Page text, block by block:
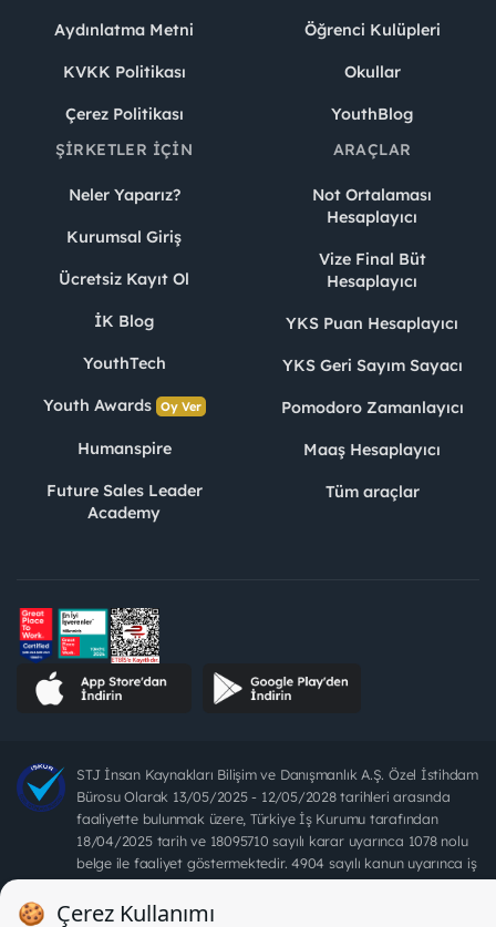
Aydınlatma Metni
KVKK Politikası
Çerez Politikası
Öğrenci Kulüpleri
Okullar
YouthBlog
ŞIRKETLER İÇIN
Neler Yaparız?
Kurumsal Giriş
Ücretsiz Kayıt Ol
İK Blog
YouthTech
Youth Awards Oy Ver
Humanspire
Future Sales Leader
Academy
ARAÇLAR
Not Ortalaması
Hesaplayıcı
Vize Final Büt
Hesaplayıcı
YKS Puan Hesaplayıcı
YKS Geri Sayım Sayacı
Pomodoro Zamanlayıcı
Maaş Hesaplayıcı
Tüm araçlar
STJ İnsan Kaynakları Bilişim ve Danışmanlık A.Ş. Özel İstihdam
Bürosu Olarak 13/05/2025 - 12/05/2028 tarihleri arasında
faaliyette bulunmak üzere, Türkiye İş Kurumu tarafından
18/04/2025 tarih ve 18095710 sayılı karar uyarınca 1078 nolu
belge ile faaliyet göstermektedir. 4904 sayılı kanun uyarınca iş
arayanlardan ücret alınması yasaktır.